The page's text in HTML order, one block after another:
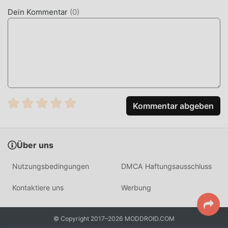
Sie einfach den Moddroid-Client herunter, Sie können
Monster Restaurant 1.1.1 mit einem Klick herunterladen und
Monster Restaurant Als beliebtes casual-Spiel hat ihm sein
einzigartiges Gameplay geholfen, eine große Anzahl von
Fans auf der ganzen Welt zu gewinnen. Im Gegensatz zu
Sie ganz einfach mit dem gesamten Spiel beginnen und
Spiele bringen Monster Restaurant 1.1.1. Gleichzeitig hat
moddroid speziell eine Plattform für casual-
Spieleliebhaber aufgebaut, die es Ihnen ermöglicht, mit
allen casual-Spieleliebhabern auf der ganzen Welt zu
kommunizieren und zu teilen, worauf Sie warten, sich
Dein Kommentar (0)
Kommentar abgeben
Über uns
Nutzungsbedingungen DMCA Haftungsausschluss
Kontaktiere uns Werbung
© Copyright 2017–2026 MODDROID.COM